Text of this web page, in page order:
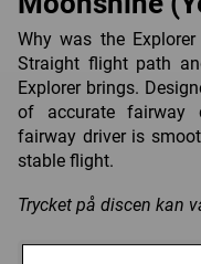
Why was the
Straight flight path
Explorer brings.
of accurate fairway
fairway driver is
stable flight.
Trycket på discen kan